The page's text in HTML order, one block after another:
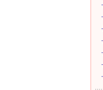
·
·
·
·
·
·
·